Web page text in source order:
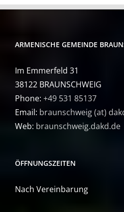
ARMENISCHE GEMEINDE
Im Emmerfeld 31
38122 BRAUNSCHWEIG
Phone: +49 531 85137
Email: braunschweig (at)
Web: braunschweig.dakd.de
ÖFFNUNGSZEITEN
Nach Vereinbarung